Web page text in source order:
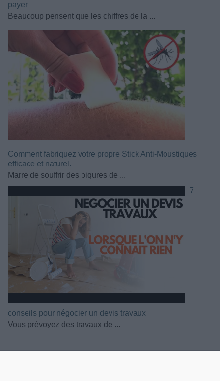
payer
Beaucoup pensent que les chiffres de la ...
Comment fabriquez votre propre Stick Anti-Moustiques
efficace et naturel.
Marre de souffrir des piqures de ...
7
conseils pour négocier un devis travaux
Vous prévoyez des travaux de ...